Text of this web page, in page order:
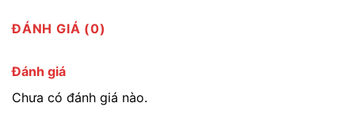
ĐÁNH GIÁ (0)
Đánh giá
Chưa có đánh giá nào.